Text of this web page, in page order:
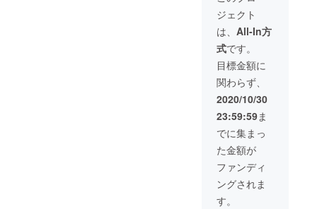
用説明
書 3冊
送料：
無料
フ） カ
ラー：
ブラッ
ク、ホ
ワイ
ト、ピ
ンク、
ブルー
の4色か
ら選択
内容：
POLAR
SEAL
GEMM
1個
USB充
電ケー
ジェクト
は、 All-In方
式です。
目標金額に
関わらず、
2020/10/30
23:59:59ま
でに集まっ
た金額が
ファンディ
ングされま
す。